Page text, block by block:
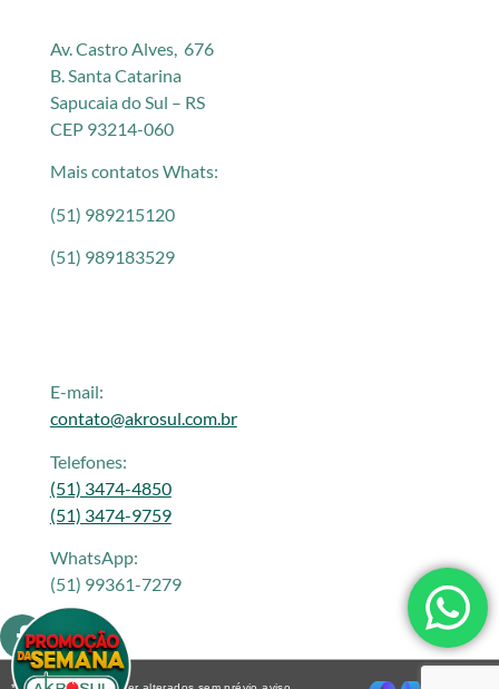
Av. Castro Alves, 676
B. Santa Catarina
Sapucaia do Sul – RS
CEP 93214-060
Mais contatos Whats:
(51) 989215120
(51) 989183529
E-mail:
contato@akrosul.com.br
Telefones:
(51) 3474-4850
(51) 3474-9759
WhatsApp:
(51) 99361-7279